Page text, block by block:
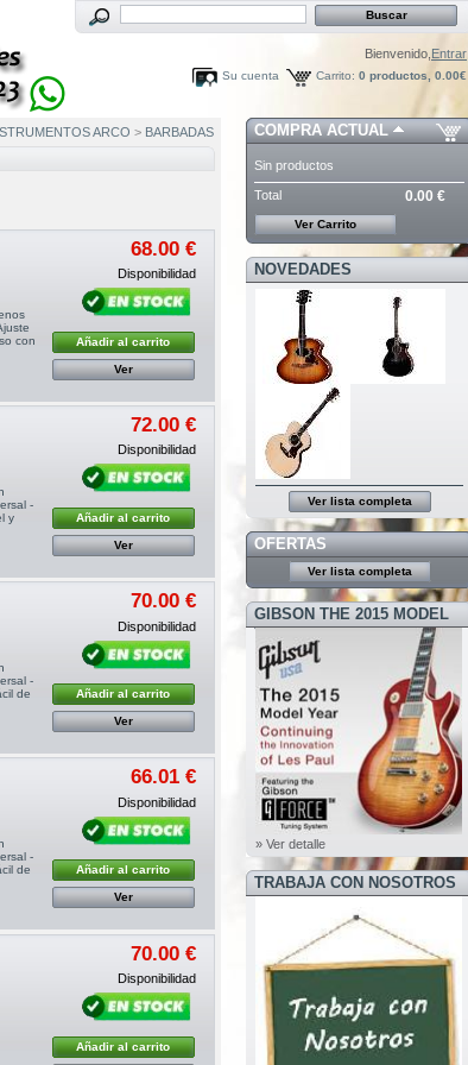
Bienvenido, Entrar
Carrito: 0 productos, 0.00€
Su cuenta
ARCO > BARBADAS
con
68.00 €
Disponibilidad
Añadir al carrito
Ver
-
y
72.00 €
Disponibilidad
Añadir al carrito
Ver
-
de
70.00 €
Disponibilidad
Añadir al carrito
Ver
-
de
66.01 €
Disponibilidad
Añadir al carrito
Ver
70.00 €
Disponibilidad
Añadir al carrito
COMPRA ACTUAL
Sin productos
Total 0.00 €
Ver Carrito
NOVEDADES
Ver lista completa
OFERTAS
Ver lista completa
GIBSON THE 2015 MODEL
YEAR
» Ver detalle
TRABAJA CON NOSOTROS